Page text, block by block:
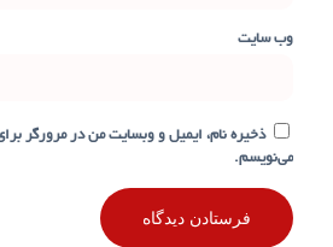
وب‌ سایت
ذخیره نام، ایمیل و وبسایت من در مرورگر
می‌نویسم.